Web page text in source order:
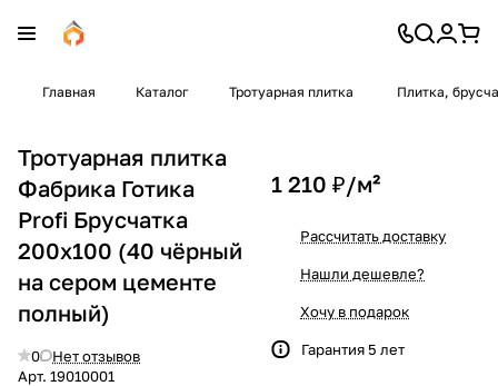
Главная Каталог Тротуарная плитка Плитка,
Тротуарная плитка
Фабрика Готика
Profi Брусчатка
200х100 (40 чёрный
на сером цементе
полный)
0
Нет отзывов
Арт. 19010001
1 210 ₽/м²
Рассчитать доставку
Нашли дешевле?
Хочу в подарок
Гарантия 5 лет